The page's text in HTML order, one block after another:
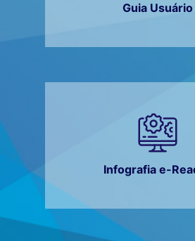
Guia Usuário
Infografia e-